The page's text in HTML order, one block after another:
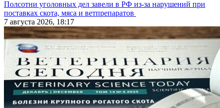
Полсотни уголовных дел завели в РФ из-за нарушений при
поставках скота, мяса и ветпрепаратов
7 августа 2026, 18:17